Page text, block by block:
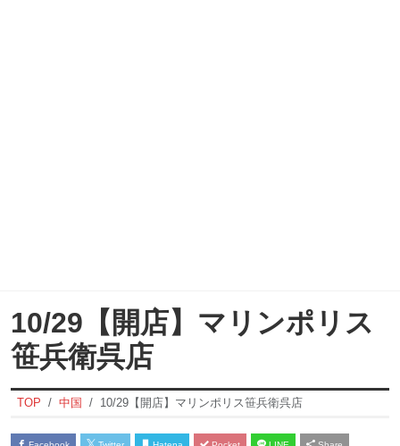
10/29【開店】マリンポリス
笹兵衛呉店
TOP 中国 10/29【開店】マリンポリス笹兵衛呉店